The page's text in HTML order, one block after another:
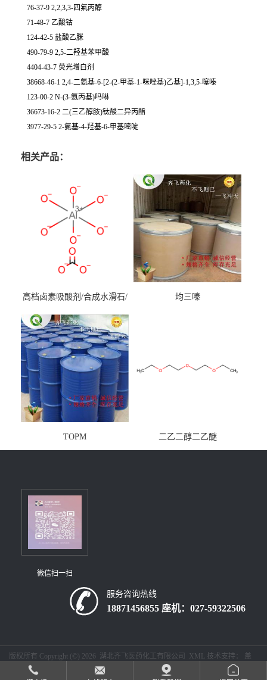
76-37-9 2,2,3,3-四氟丙醇
71-48-7 乙酸钴
124-42-5 盐酸乙脒
490-79-9 2,5-二羟基苯甲酸
4404-43-7 荧光增白剂
38668-46-1 2,4-二氨基-6-[2-(2-甲基-1-咪唑基)乙基]-1,3,5-噻嗪
123-00-2 N-(3-氨丙基)吗啉
36673-16-2 二(三乙醇胺)钛酸二异丙酯
3977-29-5 2-氨基-4-羟基-6-甲基嘧啶
相关产品：
高档卤素吸酸剂/合成水滑石/
均三嗪
TOPM 二乙二醇二乙醚
微信扫一扫
服务咨询热线
18871456855 座机：027-59322506
版权所有 Copyright (©) 2026 湖北齐飞医药化工有限公司 XML 技术支持： 盖
德化工网